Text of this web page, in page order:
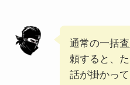
通常の一括
頼すると、
話が掛かって